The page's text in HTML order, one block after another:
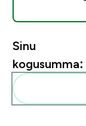
Sinu
kogusumma: